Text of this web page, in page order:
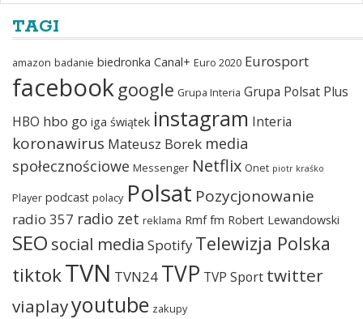
TAGI
amazon badanie biedronka Canal+ Euro 2020 Eurosport
facebook google Grupa Interia Grupa Polsat Plus
HBO hbo go iga świątek instagram Interia
koronawirus Mateusz Borek media
społecznościowe Messenger Netflix Onet piotr kraśko
Player podcast polacy Polsat Pozycjonowanie
radio 357 radio zet reklama Rmf fm Robert Lewandowski
SEO social media Spotify Telewizja Polska
tiktokTVN TVN24 TVP TVP Sport twitter
viaplayyoutube zakupy